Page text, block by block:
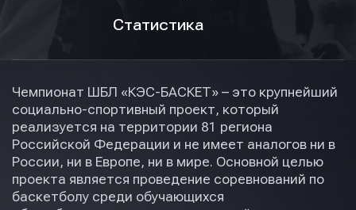
Статистика
Чемпионат ШБЛ «КЭС-БАСКЕТ» – это крупнейший
социально-спортивный проект, который
реализуется на территории 81 региона
Российской Федерации и не имеет аналогов ни в
России, ни в Европе, ни в мире. Основной целью
проекта является проведение соревнований по
баскетболу среди обучающихся